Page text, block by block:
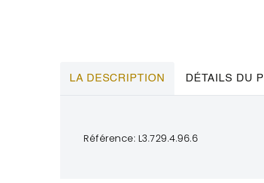
LA DESCRIPTION DÉTAILS DU
Référence: L3.729.4.96.6